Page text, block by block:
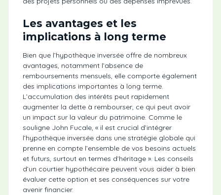
Les avantages et les
implications à long terme
Bien que l’hypothèque inversée offre de nombreux
avantages, notamment l’absence de
remboursements mensuels, elle comporte également
des implications importantes à long terme.
L’accumulation des intérêts peut rapidement
augmenter la dette à rembourser, ce qui peut avoir
un impact sur la valeur du patrimoine. Comme le
souligne John Fucale, « il est crucial d’intégrer
l’hypothèque inversée dans une stratégie globale qui
prenne en compte l’ensemble de vos besoins actuels
et futurs, surtout en termes d’héritage ». Les conseils
d’un courtier hypothécaire peuvent vous aider à bien
évaluer cette option et ses conséquences sur votre
avenir financier.